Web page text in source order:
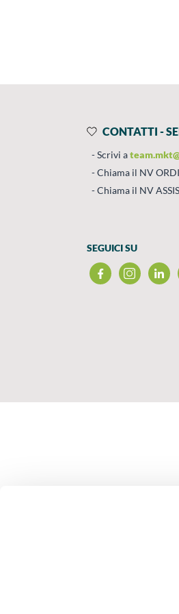
CONTATTI -
Scrivi a
Chiama il NV
Chiama il NV
SEGUICI SU